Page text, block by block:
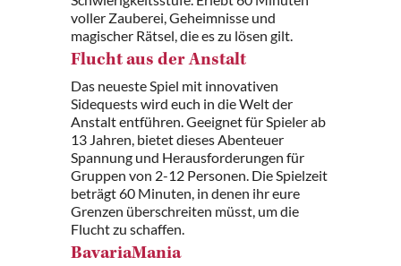
voller Zauberei, Geheimnisse und
magischer Rätsel, die es zu lösen gilt.
Flucht aus der Anstalt
Das neueste Spiel mit innovativen
Sidequests wird euch in die Welt der
Anstalt entführen. Geeignet für Spieler ab
13 Jahren, bietet dieses Abenteuer
Spannung und Herausforderungen für
Gruppen von 2-12 Personen. Die Spielzeit
beträgt 60 Minuten, in denen ihr eure
Grenzen überschreiten müsst, um die
Flucht zu schaffen.
BavariaMania